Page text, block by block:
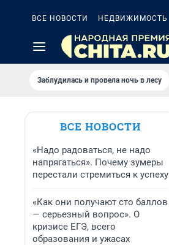
ВСЕ НОВОСТИ НЕДВИЖИМОСТЬ
Заблудилась и провела ночь в лесу
ВСЕ НОВОСТИ
«Надо радоваться, не надо
напрягаться». Почему зумеры
перестали стремиться к успеху
«Как они получают сто баллов
— серьезный вопрос». О
кризисе ЕГЭ, всего
образования и ужасах